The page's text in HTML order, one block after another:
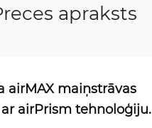
apraksts
airMAX maiņstrāvas
airPrism tehnoloģiju.